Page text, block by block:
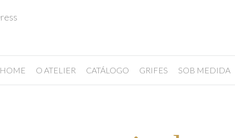
HOME O ATELIER CATÁLOGO GRIFES SOB MEDIDA